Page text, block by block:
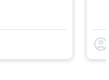
account_circle